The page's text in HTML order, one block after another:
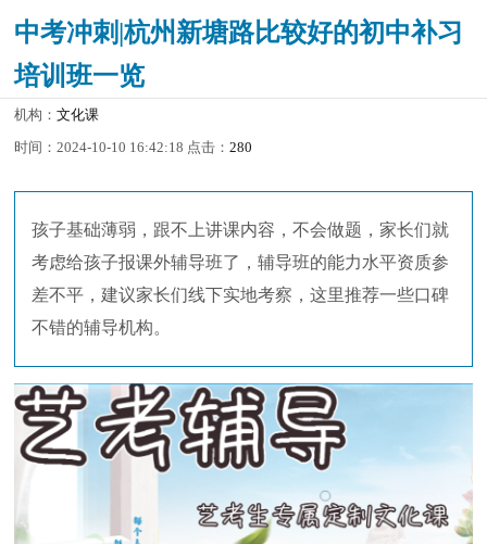
中考冲刺|杭州新塘路比较好的初中补习
培训班一览
机构：文化课
时间：2024-10-10 16:42:18 点击：280
孩子基础薄弱，跟不上讲课内容，不会做题，家长们就
考虑给孩子报课外辅导班了，辅导班的能力水平资质参
差不平，建议家长们线下实地考察，这里推荐一些口碑
不错的辅导机构。